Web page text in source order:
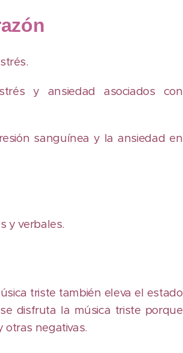
y ansiedad asociados con
sanguínea y la ansiedad en
y verbales.
triste también eleva el estado
disfruta la música triste porque
otras negativas.